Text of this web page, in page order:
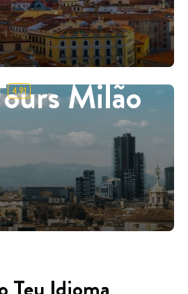
Milão
4.91